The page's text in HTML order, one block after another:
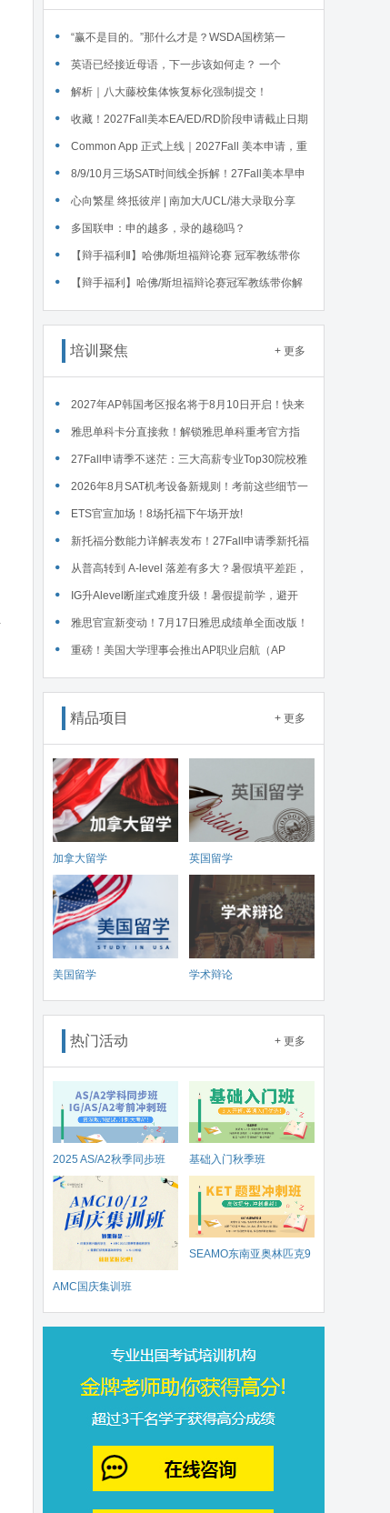
“赢不是目的。”那什么才是？WSDA国榜第一
Serena给出她的回答
英语已经接近母语，下一步该如何走？ 一个
WSDA冠军少年的成长答案
解析｜八大藤校集体恢复标化强制提交！
收藏！2027Fall美本EA/ED/RD阶段申请截止日期
汇总！
Common App 正式上线｜2027Fall 美本申请，重
磅变化务必知晓（附申请截止日期汇总）
‌8/9/10月三场SAT时间线全拆解！27Fall美本早申
时间线盘点～
心向繁星 终抵彼岸 | 南加大/UCL/港大录取分享
多国联申：申的越多，录的越稳吗？
【辩手福利Ⅱ】哈佛/斯坦福辩论赛 冠军教练带你
解读WSDA全国赛Junior即兴辩论第二轮备稿辩题
【辩手福利】哈佛/斯坦福辩论赛冠军教练带你解
读WSDA全国赛Junior即兴辩论第一轮备稿辩题
培训聚焦 + 更多
2027年AP韩国考区报名将于8月10日开启！快来
码住这份详细报名流程！
雅思单科卡分直接救！解锁雅思单科重考官方指
南！
27Fall申请季不迷茫：三大高薪专业Top30院校雅
思要求汇总！
2026年8月SAT机考设备新规则！考前这些细节一
定要核对～
ETS官宣加场！8场托福下午场开放!
新托福分数能力详解表发布！27Fall申请季新托福
考试院校录取要求汇总！
从普高转到 A-level 落差有多大？暑假填平差距，
首考 A * 不是梦！
IG升Alevel断崖式难度升级！暑假提前学，避开
90%的升学大坑
雅思官宣新变动！7月17日雅思成绩单全面改版！
重磅！美国大学理事会推出AP职业启航（AP
Career Kickstart）新课程！
精品项目 + 更多
加拿大留学 英国留学
美国留学 学术辩论
热门活动 + 更多
2025 AS/A2秋季同步班 基础入门秋季班
AMC国庆集训班
SEAMO东南亚奥林匹克9